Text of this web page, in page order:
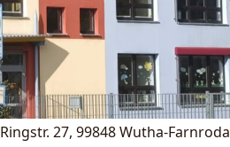
Ringstr. 27, 99848 Wutha-Farnroda